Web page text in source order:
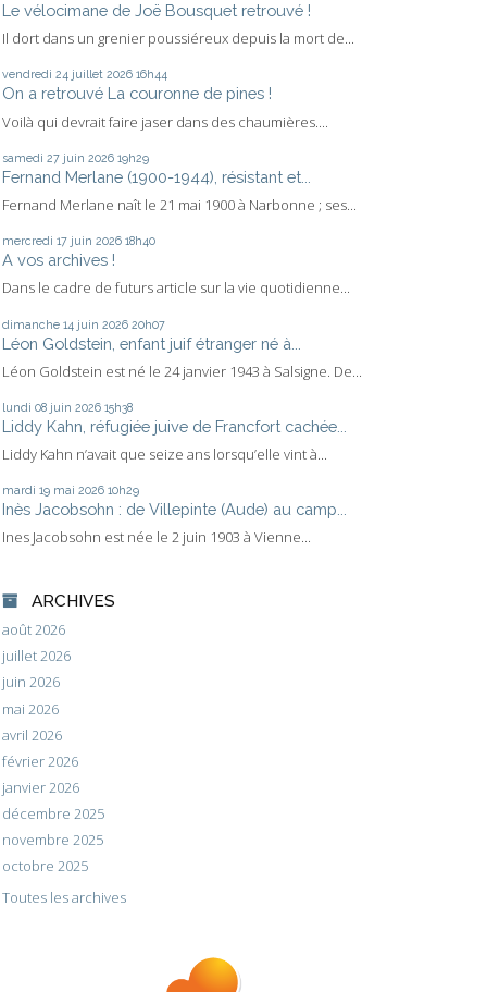
Le vélocimane de Joë Bousquet retrouvé !
Il dort dans un grenier poussiéreux depuis la mort de...
vendredi 24 juillet 2026 16h44
On a retrouvé La couronne de pines !
Voilà qui devrait faire jaser dans des chaumières....
samedi 27 juin 2026 19h29
Fernand Merlane (1900-1944), résistant et...
Fernand Merlane naît le 21 mai 1900 à Narbonne ; ses...
mercredi 17 juin 2026 18h40
A vos archives !
Dans le cadre de futurs article sur la vie quotidienne...
dimanche 14 juin 2026 20h07
Léon Goldstein, enfant juif étranger né à...
Léon Goldstein est né le 24 janvier 1943 à Salsigne. De...
lundi 08 juin 2026 15h38
Liddy Kahn, réfugiée juive de Francfort cachée...
Liddy Kahn n’avait que seize ans lorsqu’elle vint à...
mardi 19 mai 2026 10h29
Inès Jacobsohn : de Villepinte (Aude) au camp...
Ines Jacobsohn est née le 2 juin 1903 à Vienne...
ARCHIVES
août 2026
juillet 2026
juin 2026
mai 2026
avril 2026
février 2026
janvier 2026
décembre 2025
novembre 2025
octobre 2025
Toutes les archives